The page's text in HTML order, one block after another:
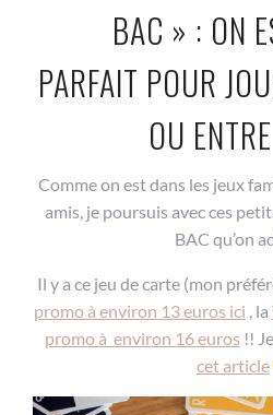
BAC » : ON
PARFAIT POUR
OU
Comme on est dans les jeux
amis, je poursuis avec ces
BAC qu’on
Il y a ce jeu de carte (mon
promo à environ 13 euros ici , la
promo à environ 16 euros !!
cet article